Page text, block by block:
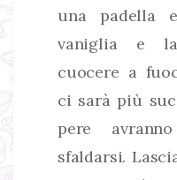
una padella
vaniglia e
cuocere a
ci sarà più
pere
sfaldarsi.